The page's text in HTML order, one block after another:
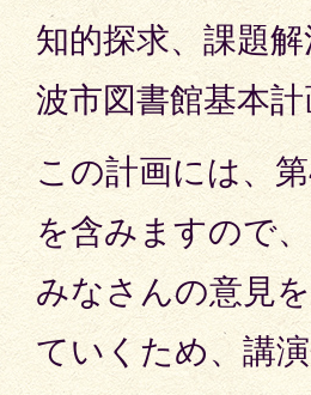
知的探求、課題
波市図書館基本
この計画には、
を含みますので
みなさんの意見
ていくため、講